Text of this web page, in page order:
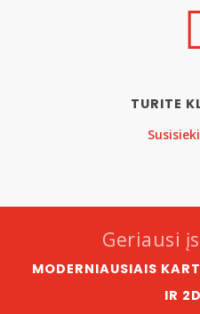
TURITE
Geriausi
MODERNIAUSIAIS
IR